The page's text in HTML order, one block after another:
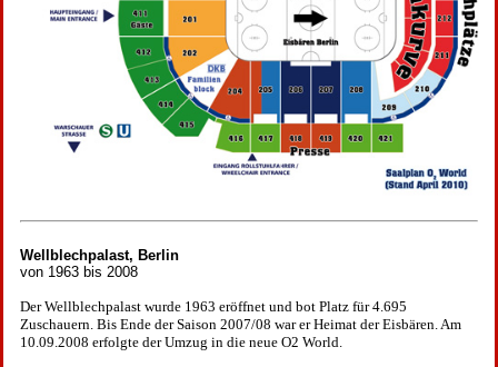
Wellblechpalast, Berlin
von 1963 bis 2008
Der Wellblechpalast wurde 1963 eröffnet und bot Platz für 4.695
Zuschauern. Bis Ende der Saison 2007/08 war er Heimat der Eisbären. Am
10.09.2008 erfolgte der Umzug in die neue O2 World.